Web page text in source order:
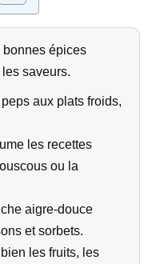
bonnes épices
saveurs.
aux plats froids,
les recettes
ou la
aigre-douce
et sorbets.
les fruits, les